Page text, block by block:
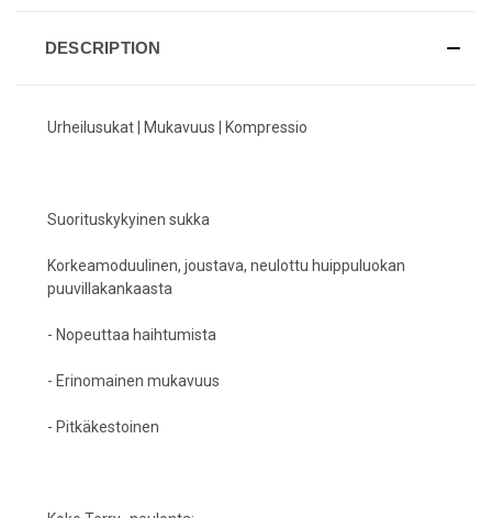
DESCRIPTION
Urheilusukat | Mukavuus | Kompressio
Suorituskykyinen sukka
Korkeamoduulinen, joustava, neulottu huippuluokan
puuvillakankaasta
- Nopeuttaa haihtumista
- Erinomainen mukavuus
- Pitkäkestoinen